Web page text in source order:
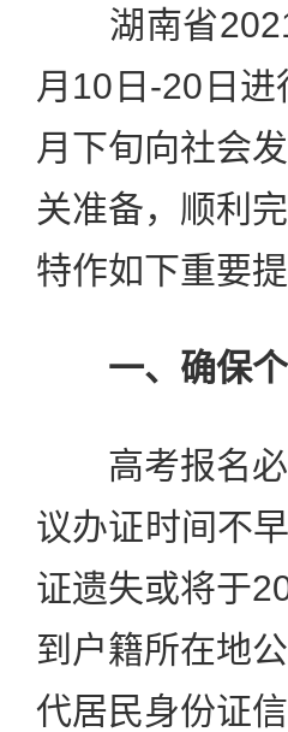
湖南省2021
月10日-20日
月下旬向社会
关准备，顺利
特作如下重要提
一、确保
高考报名必
议办证时间不
证遗失或将于
到户籍所在地
代居民身份证